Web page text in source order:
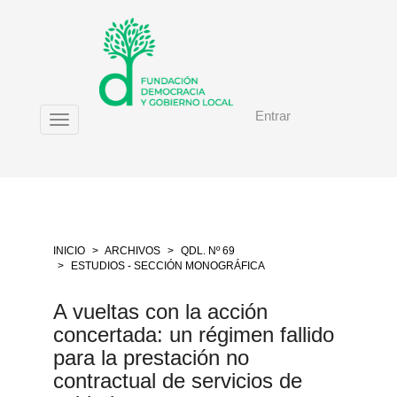
Navegación
Entrar
Toggle
INICIO ARCHIVOS
QDL. Nº 69
ESTUDIOS - SECCIÓN MONOGRÁFICA
A vueltas con la acción
concertada: un régimen fallido
para la prestación no
contractual de servicios de